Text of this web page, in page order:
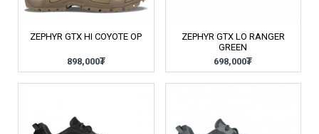
ZEPHYR GTX HI COYOTE OP
898,000₮
ZEPHYR GTX LO RANGER
GREEN
698,000₮